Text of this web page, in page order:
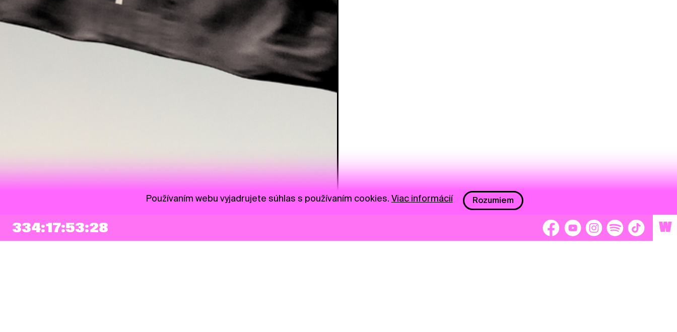
334:17:53:27 W
Používaním webu vyjadrujete súhlas s používaním cookies. Viac informácií Rozumiem